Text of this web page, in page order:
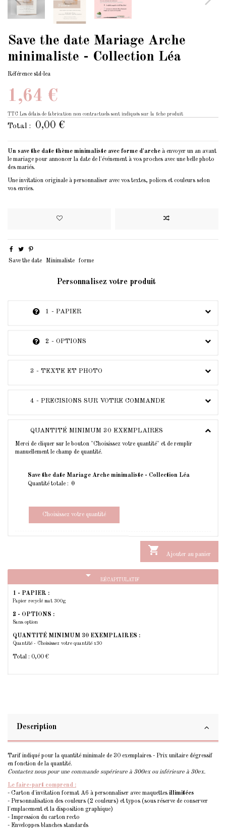
Save the date Mariage Arche
minimaliste - Collection Léa
Référence std-lea
1,64 €
TTC Les délais de fabrication non contractuels sont indiqués sur la fiche produit
Total : 0,00 €
Un save the date thème minimaliste avec forme d'arche à envoyer un an avant
le mariage pour annoncer la date de l'événement à vos proches avec une belle photo
des mariés.
Une invitation originale à personnaliser avec vos textes, polices et couleurs selon
vos envies.
Save the date Minimaliste forme
Personnalisez votre produit
1 - PAPIER
2 - OPTIONS
3 - TEXTE ET PHOTO
4 - PRECISIONS SUR VOTRE COMMANDE
QUANTITÉ MINIMUM 30 EXEMPLAIRES
Merci de cliquer sur le bouton "Choisissez votre quantité" et de remplir
manuellement le champ de quantité.
Save the date Mariage Arche minimaliste - Collection Léa
Quantité totale :
Choisissez votre quantité
 Ajouter au panier
arrow_drop_down RÉCAPITULATIF
1 - PAPIER :
Papier recyclé mat 300g
2 - OPTIONS :
Sans option
QUANTITÉ MINIMUM 30 EXEMPLAIRES :
Quantité - Choisissez votre quantité x30
Total : 0,00 €
Description
Tarif indiqué pour la quantité minimale de 30 exemplaires - Prix unitaire dégressif
en fonction de la quantité.
Contactez nous pour une commande supérieure à 300ex ou inférieure à 30ex.
Le faire-part comprend :
- Carton d'invitation format A6 à personnaliser avec maquettes illimitées
- Personnalisation des couleurs (2 couleurs) et typos (sous réserve de conserver
l'emplacement et la disposition graphique)
- Impression du carton recto
- Enveloppes blanches standards